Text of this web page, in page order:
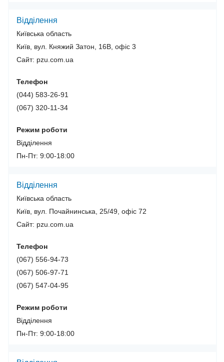
Відділення
Київська область
Київ, вул. Княжий Затон, 16В, офіс 3
Сайт: pzu.com.ua
Телефон
(044) 583-26-91
(067) 320-11-34
Режим роботи
Відділення
Пн-Пт: 9:00-18:00
Відділення
Київська область
Київ, вул. Почайнинська, 25/49, офіс 72
Сайт: pzu.com.ua
Телефон
(067) 556-94-73
(067) 506-97-71
(067) 547-04-95
Режим роботи
Відділення
Пн-Пт: 9:00-18:00